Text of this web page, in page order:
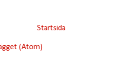
Startsida
(Atom)